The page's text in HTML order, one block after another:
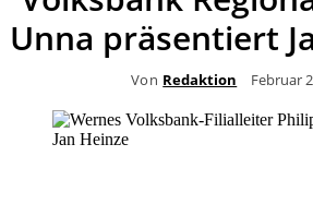
Unna präsentiert
Von Redaktion Februar